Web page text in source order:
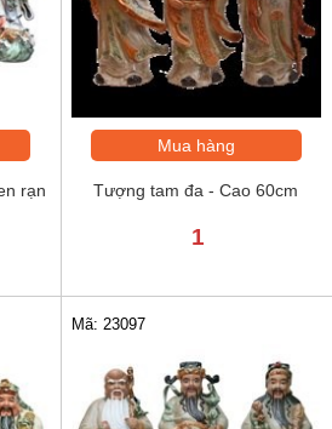
rạn
Mua hàng
Tượng tam đa - Cao 60cm
1
Mã: 23097